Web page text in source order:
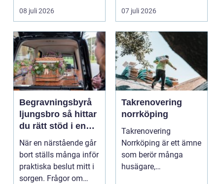
trädgårdsentusiaster.
Det är ett m...
08 juli 2026
event, m...
07 juli 2026
Begravningsbyrå
ljungsbro så hittar
du rätt stöd i en
svår tid
När en närstående går
bort ställs många inför
praktiska beslut mitt i
sorgen. Frågor om
Takrenovering
norrköping
Takrenovering
Norrköping är ett ämne
som berör många
husägare,